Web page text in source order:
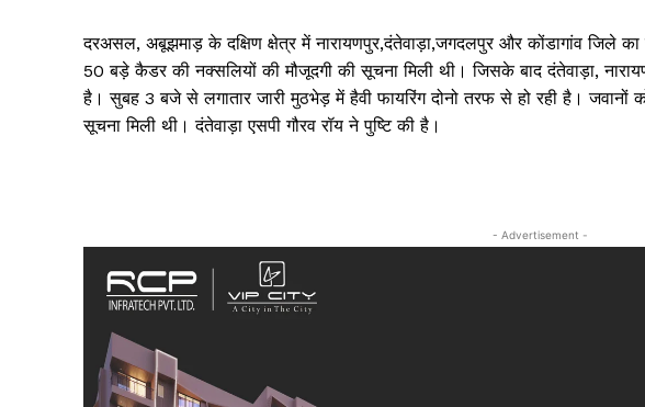
दरअसल, अबूझमाड़ के दक्षिण क्षेत्र में नारायणपुर,दंतेवाड़ा,जगदलपुर और कोंडागांव जिले
50 बड़े कैडर की नक्सलियों की मौजूदगी की सूचना मिली थी। जिसके बाद दंतेवाड़ा,
है। सुबह 3 बजे से लगातार जारी मुठभेड़ में हैवी फायरिंग दोनो तरफ से हो रही है। जवानों
सूचना मिली थी। दंतेवाड़ा एसपी गौरव रॉय ने पुष्टि की है।
- Advertisement -